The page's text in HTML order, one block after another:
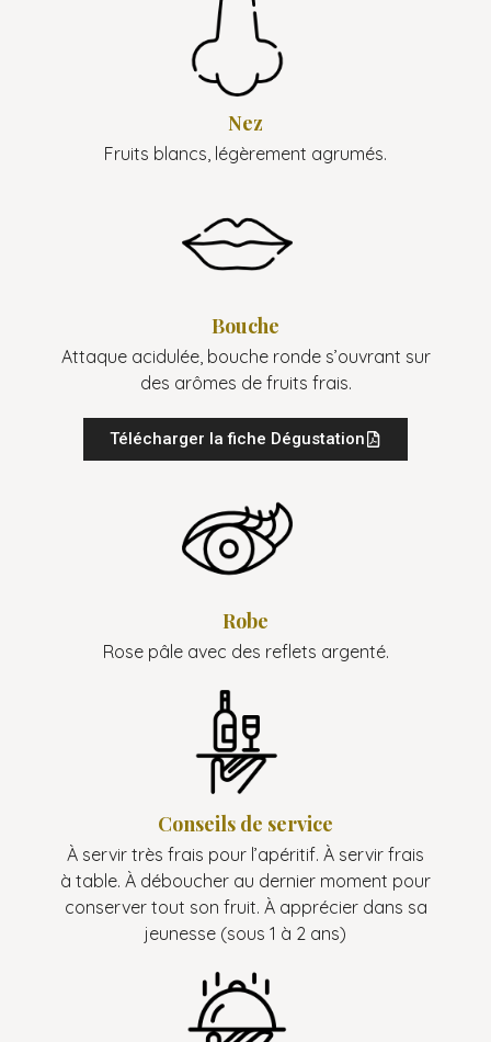
Nez
Fruits blancs, légèrement agrumés.
Bouche
Attaque acidulée, bouche ronde s’ouvrant sur
des arômes de fruits frais.
Télécharger la fiche Dégustation
Robe
Rose pâle avec des reflets argenté.
Conseils de service
À servir très frais pour l’apéritif. À servir frais
à table. À déboucher au dernier moment pour
conserver tout son fruit. À apprécier dans sa
jeunesse (sous 1 à 2 ans)